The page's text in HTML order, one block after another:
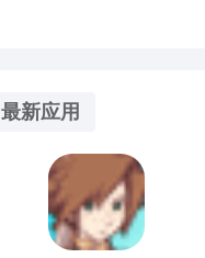
最新应用